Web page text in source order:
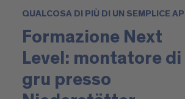
QUALCOSA DI PIÙ DI UN SEMPLICE
Formazione Next
Level: montatore di
gru presso